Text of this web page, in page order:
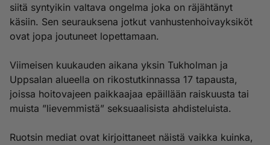
siitä syntyikin valtava ongelma joka on räjähtänyt
käsiin. Sen seurauksena jotkut vanhustenhoivayksiköt
ovat jopa joutuneet lopettamaan.
Viimeisen kuukauden aikana yksin Tukholman ja
Uppsalan alueella on rikostutkinnassa 17 tapausta,
joissa hoitovajeen paikkaajaa epäillään raiskuusta tai
muista ”lievemmistä” seksuaalisista ahdisteluista.
Ruotsin mediat ovat kirjoittaneet näistä vaikka kuinka,